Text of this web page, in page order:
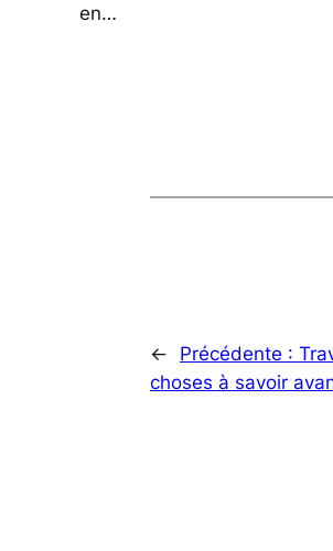
en…
← Précédente :
choses à savoir